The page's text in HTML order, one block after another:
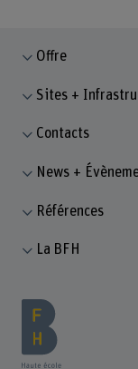
Offre
Sites +
Contacts
News +
Références
La BFH